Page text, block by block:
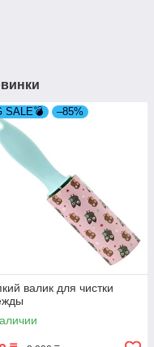
SALE💣 –85%
валик для чистки